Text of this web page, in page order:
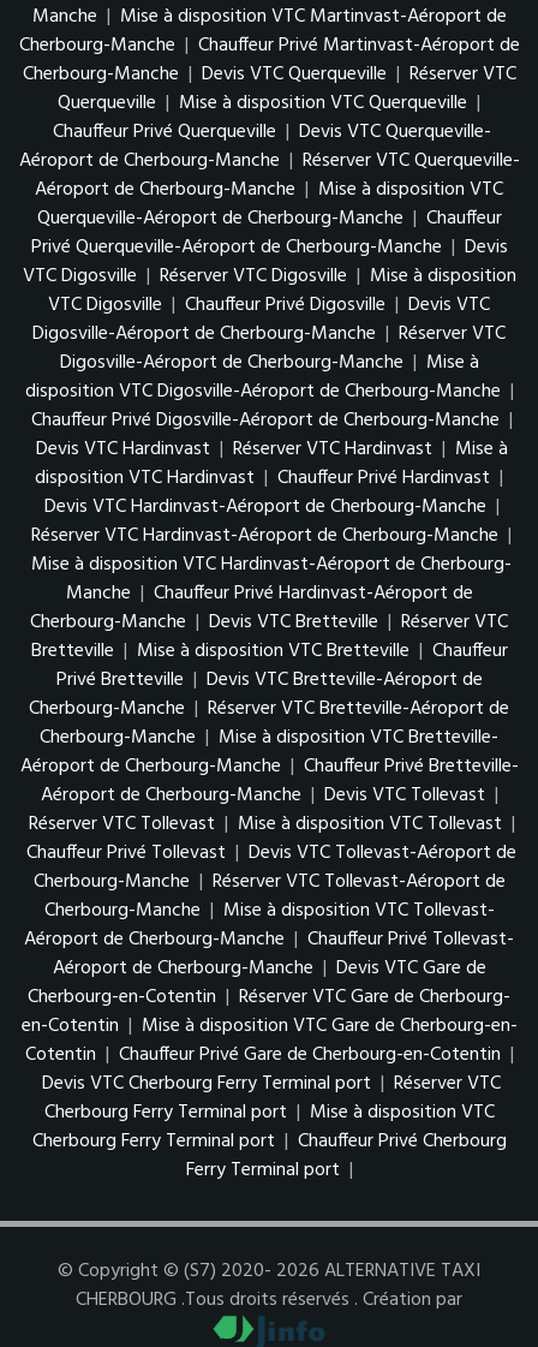
Manche | Mise à disposition VTC Martinvast-Aéroport de
Cherbourg-Manche | Chauffeur Privé Martinvast-Aéroport de
Cherbourg-Manche | Devis VTC Querqueville | Réserver VTC
Querqueville | Mise à disposition VTC Querqueville |
Chauffeur Privé Querqueville | Devis VTC Querqueville-
Aéroport de Cherbourg-Manche | Réserver VTC Querqueville-
Aéroport de Cherbourg-Manche | Mise à disposition VTC
Querqueville-Aéroport de Cherbourg-Manche | Chauffeur
Privé Querqueville-Aéroport de Cherbourg-Manche | Devis
VTC Digosville | Réserver VTC Digosville | Mise à disposition
VTC Digosville | Chauffeur Privé Digosville | Devis VTC
Digosville-Aéroport de Cherbourg-Manche | Réserver VTC
Digosville-Aéroport de Cherbourg-Manche | Mise à
disposition VTC Digosville-Aéroport de Cherbourg-Manche |
Chauffeur Privé Digosville-Aéroport de Cherbourg-Manche |
Devis VTC Hardinvast | Réserver VTC Hardinvast | Mise à
disposition VTC Hardinvast | Chauffeur Privé Hardinvast |
Devis VTC Hardinvast-Aéroport de Cherbourg-Manche |
Réserver VTC Hardinvast-Aéroport de Cherbourg-Manche |
Mise à disposition VTC Hardinvast-Aéroport de Cherbourg-
Manche | Chauffeur Privé Hardinvast-Aéroport de
Cherbourg-Manche | Devis VTC Bretteville | Réserver VTC
Bretteville | Mise à disposition VTC Bretteville | Chauffeur
Privé Bretteville | Devis VTC Bretteville-Aéroport de
Cherbourg-Manche | Réserver VTC Bretteville-Aéroport de
Cherbourg-Manche | Mise à disposition VTC Bretteville-
Aéroport de Cherbourg-Manche | Chauffeur Privé Bretteville-
Aéroport de Cherbourg-Manche | Devis VTC Tollevast |
Réserver VTC Tollevast | Mise à disposition VTC Tollevast |
Chauffeur Privé Tollevast | Devis VTC Tollevast-Aéroport de
Cherbourg-Manche | Réserver VTC Tollevast-Aéroport de
Cherbourg-Manche | Mise à disposition VTC Tollevast-
Aéroport de Cherbourg-Manche | Chauffeur Privé Tollevast-
Aéroport de Cherbourg-Manche | Devis VTC Gare de
Cherbourg-en-Cotentin | Réserver VTC Gare de Cherbourg-
en-Cotentin | Mise à disposition VTC Gare de Cherbourg-en-
Cotentin | Chauffeur Privé Gare de Cherbourg-en-Cotentin |
Devis VTC Cherbourg Ferry Terminal port | Réserver VTC
Cherbourg Ferry Terminal port | Mise à disposition VTC
Cherbourg Ferry Terminal port | Chauffeur Privé Cherbourg
Ferry Terminal port |
© Copyright © (S7) 2020- 2026 ALTERNATIVE TAXI
CHERBOURG .Tous droits réservés . Création par